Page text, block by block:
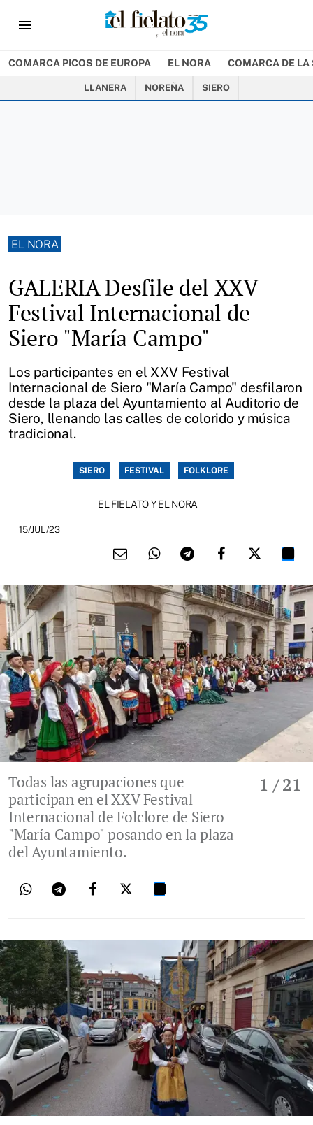
menu
COMARCA PICOS DE EUROPA EL NORA COMARCA DE LA
LLANERA NOREÑA SIERO
EL NORA
GALERIA Desfile del XXV
Festival Internacional de
Siero "María Campo"
Los participantes en el XXV Festival
Internacional de Siero "María Campo" desfilaron
desde la plaza del Ayuntamiento al Auditorio de
Siero, llenando las calles de colorido y música
tradicional.
SIERO FESTIVAL FOLKLORE
EL FIELATO Y EL NORA
15/JUL/23
1 / 21
Todas las agrupaciones que
participan en el XXV Festival
Internacional de Folclore de Siero
"María Campo" posando en la plaza
del Ayuntamiento.